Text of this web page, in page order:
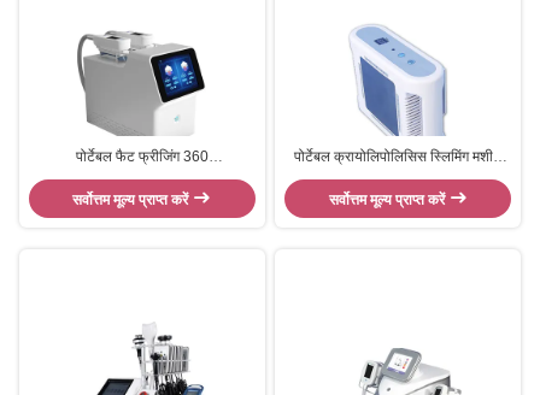
पोर्टेबल फैट फ्रीजिंग 360
क्रायोलिपोलिसिस स्लिमिंग मशीन डुअल
हैंडल
सर्वोत्तम मूल्य प्राप्त करें
पोर्टेबल क्रायोलिपोलिसिस स्लिमिंग मशीन
मिनी बॉडी स्लिमिंग स्कैल्पिंग फैट लॉस
डिवाइस
सर्वोत्तम मूल्य प्राप्त करें